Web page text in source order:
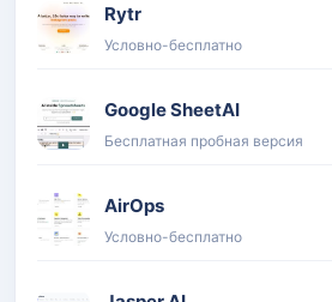
Rytr
Условно-бесплатно
Google SheetAI
Бесплатная пробная версия
AirOps
Условно-бесплатно